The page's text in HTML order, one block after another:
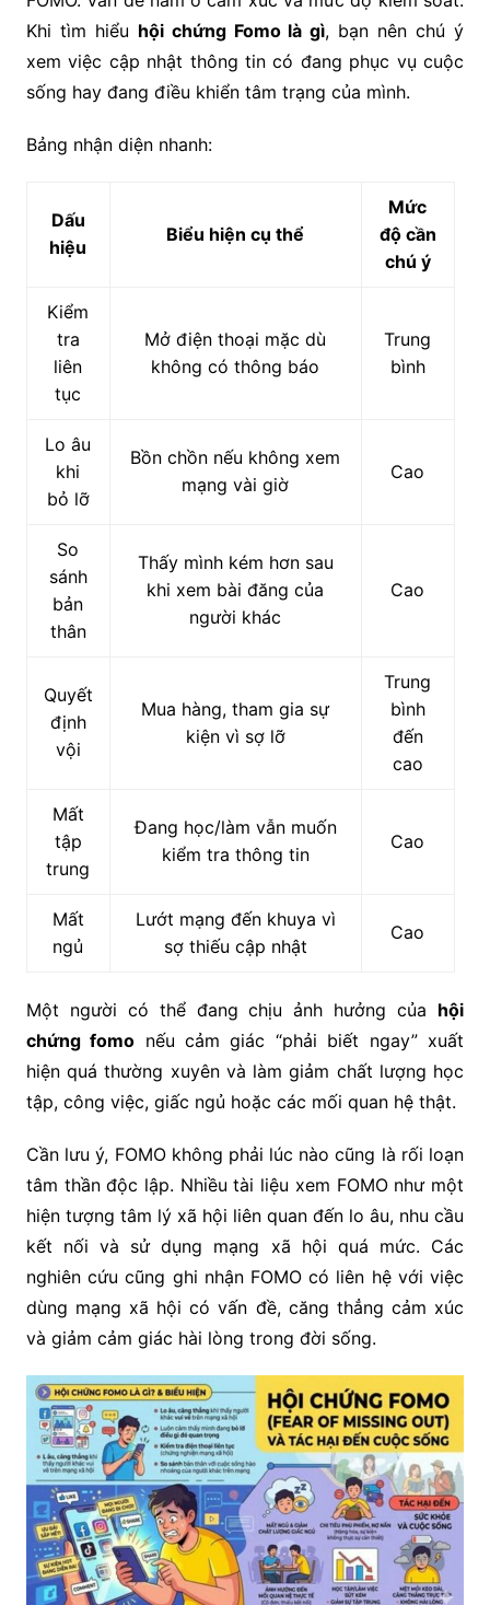
Khi tìm hiểu hội chứng Fomo là gì, bạn nên chú ý
xem việc cập nhật thông tin có đang phục vụ cuộc
sống hay đang điều khiển tâm trạng của mình.
Bảng nhận diện nhanh:
Dấu
hiệu
Biểu hiện cụ thể
Mức
độ cần
chú ý
Kiểm
tra
liên
tục
Mở điện thoại mặc dù
không có thông báo
Trung
bình
Lo âu
khi
bỏ lỡ
Bồn chồn nếu không xem
mạng vài giờ
Cao
So
sánh
bản
thân
Thấy mình kém hơn sau
khi xem bài đăng của
người khác
Cao
Quyết
định
vội
Mua hàng, tham gia sự
kiện vì sợ lỡ
Trung
bình
đến
cao
Mất
tập
trung
Đang học/làm vẫn muốn
kiểm tra thông tin
Cao
Mất
ngủ
Lướt mạng đến khuya vì
sợ thiếu cập nhật
Cao
Một người có thể đang chịu ảnh hưởng của hội
chứng fomo nếu cảm giác “phải biết ngay” xuất
hiện quá thường xuyên và làm giảm chất lượng học
tập, công việc, giấc ngủ hoặc các mối quan hệ thật.
Cần lưu ý, FOMO không phải lúc nào cũng là rối loạn
tâm thần độc lập. Nhiều tài liệu xem FOMO như một
hiện tượng tâm lý xã hội liên quan đến lo âu, nhu cầu
kết nối và sử dụng mạng xã hội quá mức. Các
nghiên cứu cũng ghi nhận FOMO có liên hệ với việc
dùng mạng xã hội có vấn đề, căng thẳng cảm xúc
và giảm cảm giác hài lòng trong đời sống.